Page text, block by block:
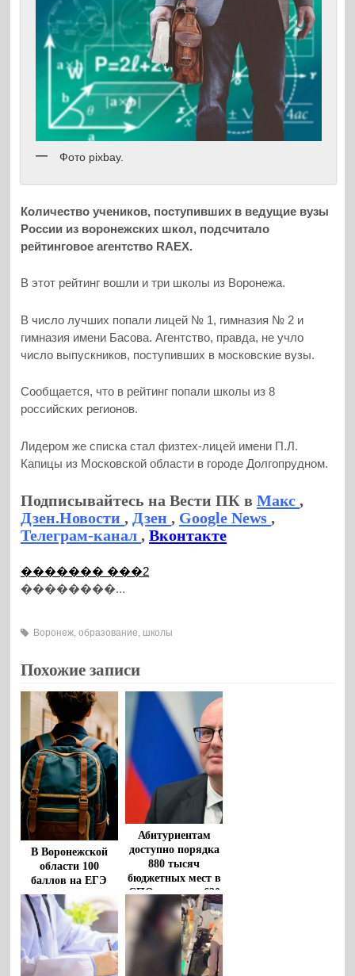
Фото pixbay.
Количество учеников, поступивших в ведущие вузы
России из воронежских школ, подсчитало
рейтинговое агентство RAEX.
В этот рейтинг вошли и три школы из Воронежа.
В число лучших попали лицей № 1, гимназия № 2 и
гимназия имени Басова. Агентство, правда, не учло
число выпускников, поступивших в московские вузы.
Сообщается, что в рейтинг попали школы из 8
российских регионов.
Лидером же списка стал физтех-лицей имени П.Л.
Капицы из Московской области в городе Долгопрудном.
Подписывайтесь на Вести ПК вМакс,
Дзен.Новости, Дзен, Google News,
Телеграм-канал,Вконтакте
������� ���2
��������...
Воронеж,образование, школы
Похожие записи
В Воронежской
области 100
баллов на ЕГЭ
получили более 90
выпускников
Абитуриентам
доступно порядка
880 тысяч
бюджетных мест в
СПО и свыше 620
тысяч – в вузах